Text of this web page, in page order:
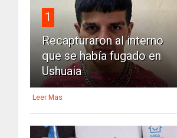
1
Recapturaron al interno
que se había fugado en
Ushuaia
Leer Mas